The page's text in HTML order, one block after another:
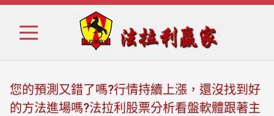
Skip
Skip
您的預測又錯了嗎?行情持續上漲，還沒找到好
的方法進場嗎?法拉利股票分析看盤軟體跟著主